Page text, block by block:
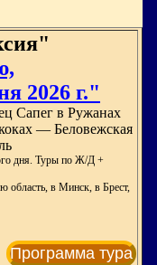
2026 г."
Сапег в Ружанах
— Беловежская
дня. Туры по Ж/Д +
область, в Минск, в Брест,
Программа тура